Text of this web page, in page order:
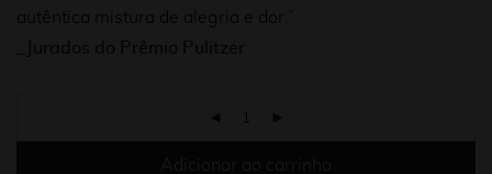
autêntica mistura de alegria e dor.”